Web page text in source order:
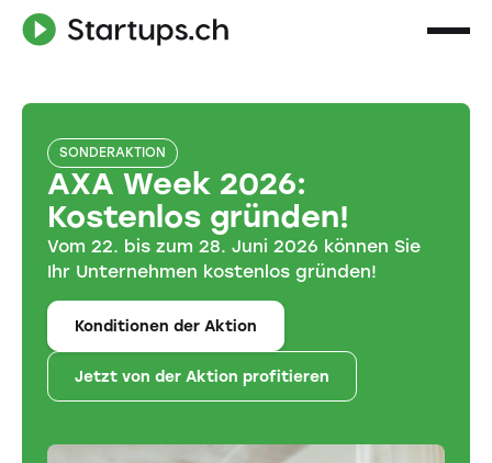
SONDERAKTION
AXA Week 2026:
Kostenlos gründen!
Vom 22. bis zum 28. Juni 2026 können Sie
Ihr Unternehmen kostenlos gründen!
Konditionen der Aktion
Jetzt von der Aktion profitieren